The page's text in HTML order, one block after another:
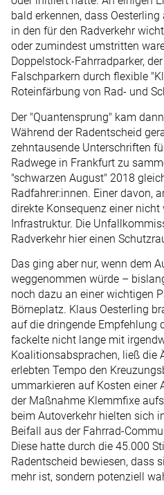
bald erkennen, dass
in den für den Radverkehr
oder zumindest umstritten
Doppelstock-Fahrradparker,
Falschparkern durch flexible
Roteinfärbung von Rad- und
Der "Quantensprung" kam
Während der Radentscheid
zehntausende Unterschriften
Radwege in Frankfurt zu
"schwarzen August" 2018
Radfahrer:innen. Einer davon,
direkte Konsequenz einer
Infrastruktur. Die
Radverkehr hier einen
Das ging aber nur, wenn dem
weggenommen würde –
noch dazu an einer wichtigen
Börneplatz. Klaus Oesterling
auf die dringende Empfehlung
fackelte nicht lange mit
Koalitionsabsprachen, ließ die
erlebten Tempo den
ummarkieren auf Kosten einer
der Maßnahme Klemmfixe
beim Autoverkehr hielten sich
Beifall aus der Fahrrad-
Diese hatte durch die 45.000
Radentscheid bewiesen, dass
mehr ist, sondern potenziell